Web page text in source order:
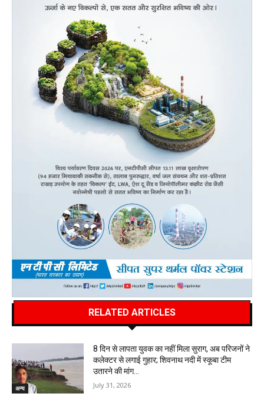
RELATED ARTICLES
अन्य
8 दिन से लापता युवक का नहीं मिला सुराग, अब परिजनों ने
कलेक्टर से लगाई गुहार; शिवनाथ नदी में स्कूबा टीम
उतारने की मांग…
July 31, 2026